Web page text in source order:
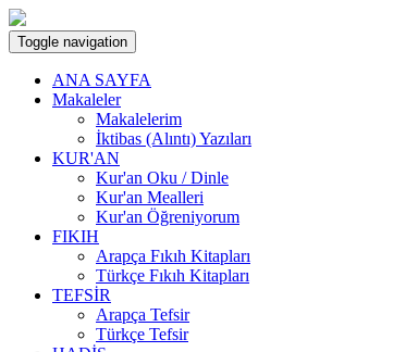
Toggle navigation
ANA SAYFA
Makaleler
Makalelerim
İktibas (Alıntı) Yazıları
KUR'AN
Kur'an Oku / Dinle
Kur'an Mealleri
Kur'an Öğreniyorum
FIKIH
Arapça Fıkıh Kitapları
Türkçe Fıkıh Kitapları
TEFSİR
Arapça Tefsir
Türkçe Tefsir